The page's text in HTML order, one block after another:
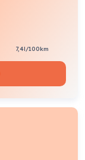
7,4l/100km